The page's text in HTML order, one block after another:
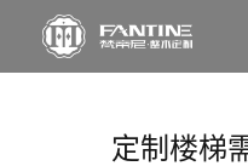
定制楼梯